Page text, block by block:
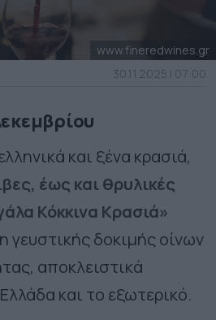
www.fineredwines.gr
30.11.2025 | 07:00
και ξένα κρασιά,
έως και θρυλικές
Κόκκινα Κρασιά»
γευστικής δοκιμής οίνων
αποκλειστικά
και το εξωτερικό.